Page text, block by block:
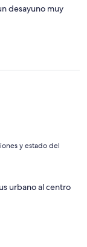
desayuno muy
y estado del
urbano al centro